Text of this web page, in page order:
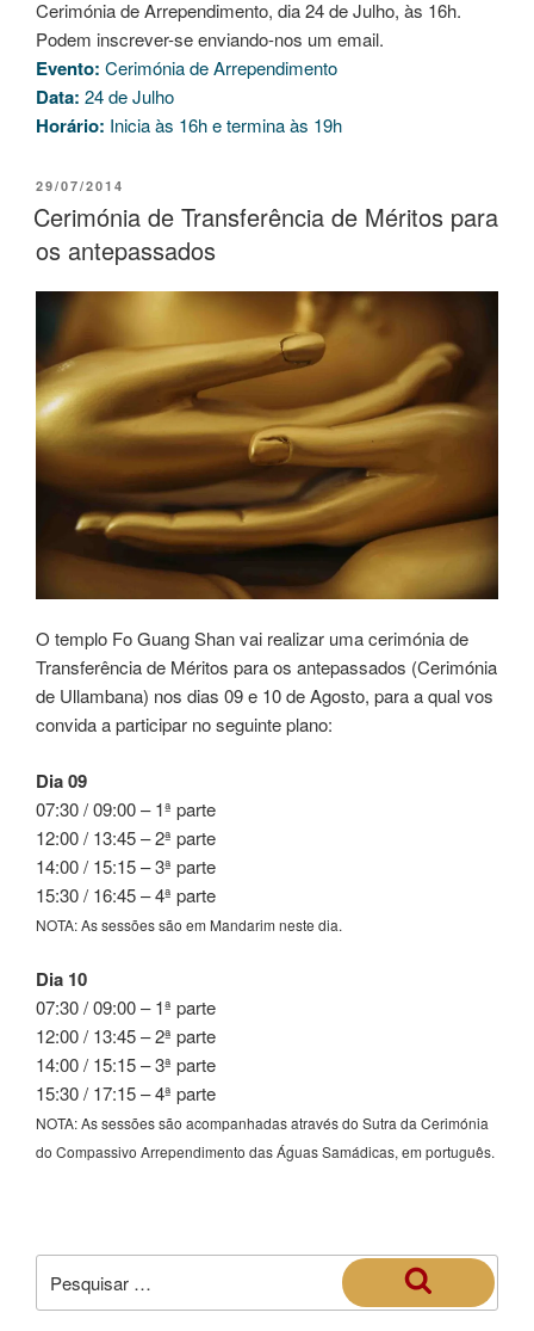
Cerimónia de Arrependimento, dia 24 de Julho, às 16h.
Podem inscrever-se enviando-nos um email.
Evento: Cerimónia de Arrependimento
Data: 24 de Julho
Horário: Inicia às 16h e termina às 19h
29/07/2014
Cerimónia de Transferência de Méritos para
os antepassados
O templo Fo Guang Shan vai realizar uma cerimónia de
Transferência de Méritos para os antepassados (Cerimónia
de Ullambana) nos dias 09 e 10 de Agosto, para a qual vos
convida a participar no seguinte plano:
Dia 09
07:30 / 09:00 – 1ª parte
12:00 / 13:45 – 2ª parte
14:00 / 15:15 – 3ª parte
15:30 / 16:45 – 4ª parte
NOTA: As sessões são em Mandarim neste dia.
Dia 10
07:30 / 09:00 – 1ª parte
12:00 / 13:45 – 2ª parte
14:00 / 15:15 – 3ª parte
15:30 / 17:15 – 4ª parte
NOTA: As sessões são acompanhadas através do Sutra da Cerimónia
do Compassivo Arrependimento das Águas Samádicas, em português.